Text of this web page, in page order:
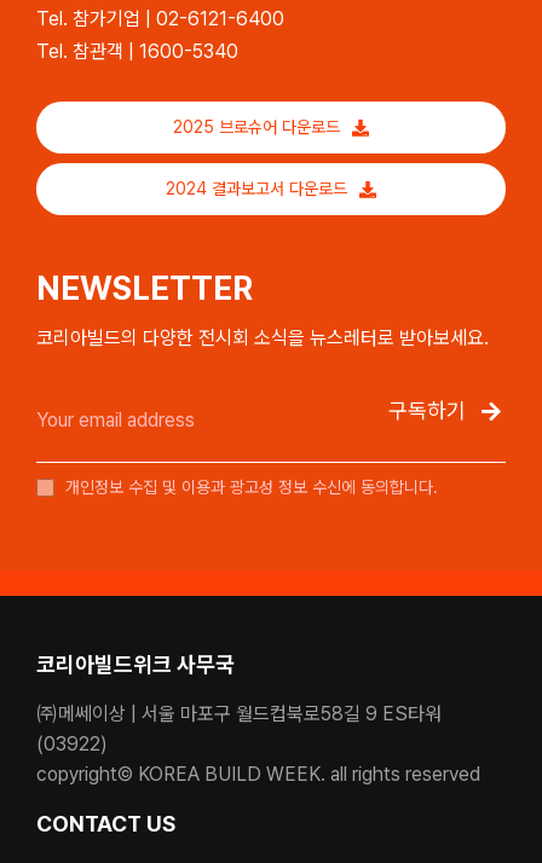
Tel. 참가기업 | 02-6121-6400
Tel. 참관객 | 1600-5340
2025 브로슈어 다운로드
2024 결과보고서 다운로드
NEWSLETTER
코리아빌드의 다양한 전시회 소식을 뉴스레터로 받아보세요.
구독하기
개인정보 수집 및 이용과 광고성 정보 수신에 동의합니다.
코리아빌드위크 사무국
㈜메쎄이상 | 서울 마포구 월드컵북로58길 9 ES타워
(03922)
copyright© KOREA BUILD WEEK. all rights reserved
CONTACT US